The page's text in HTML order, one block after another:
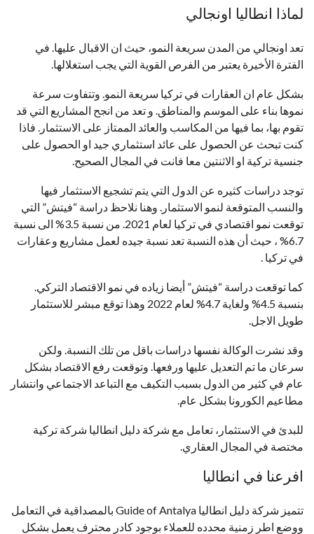
لماذا انطاليا اونجالي
تعد اونجالي من المدن سريعة النمو، حيث ان الاقبال عليها. في
الفترة الأخيرة يعتبر من الفرص القوية التي يجب استغلالها.
بشكل عام ان العقارات في تركيا سريعة النمو. وتتفاوت سرعة
نموها بناء على الموسم والمناطق. و تعد من انجح المشاريع التي قد
تقوم بها، بما فيها من المكاسب والعائد الممتاز على الاستثمار. فاذا
كنت تبحث عن الحصول على عائد استثماري جيد او الحصول على
جنسية تركية او الاثنتين معا فانت في المجال الصحيح.
توجد دراسات كثيره عن الدول التي يتم تشجيع الاستثمار فيها
والنسب المتوقعة لنمو الاستثمار. وهنا نلاحظ دراسة “فيتش” التي
توقعت نمو اقتصادي في تركيا لعام 2021. من نسبة 3.5% الى نسبة
6.7% ، حيث أن هذه النسبة تعد نسبة جيده لعمل مشاريع وعقارات
في تركيا .
كما توقعت دراسة “فيتش” أيضا زياده في نمو الاقتصاد التركي.
بنسبة 4.5% ولغاية 4.7% لعام 2022 وهذا توقع مبشر للاستثمار
طويل الاجل.
وقد نشرت الوكالة نفسها دراسات باقل من تلك النسبة. ولكن
سرعان ما تم التعديل عليها ورفعها. وتوقعت رفع الاقتصاد بشكل
عام في كثير من الدول بسبب التكيف مع التباعد الاجتماعي وانتشار
مطاعيم الكورونا بشكل عام.
للبدئ في الاستثمار، تعامل مع شركة دليل انطاليا شركة تركية
مختصة في المجال العقاري.
افرعنا في انطاليا
تتميز شركة دليل انطاليا Guide of Antalya بالمصداقية في التعامل
ووضع اطر زمنية محدده للعملاء بوجود كادر محترف يعمل بشكل